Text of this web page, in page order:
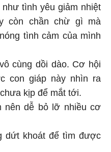
tình yêu giảm nhiệt
còn chần chừ gì mà
tình cảm của mình
cùng dồi dào. Cơ hội
con giáp này nhìn ra
kịp để mắt tới.
nên dễ bỏ lỡ nhiều cơ
dứt khoát để tìm được